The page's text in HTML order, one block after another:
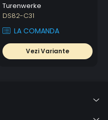
Turenwerke
DS82-C31
LA COMANDA
Vezi Variante